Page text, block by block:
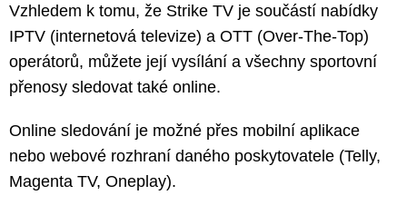
Vzhledem k tomu, že Strike TV je součástí nabídky
IPTV (internetová televize) a OTT (Over-The-Top)
operátorů, můžete její vysílání a všechny sportovní
přenosy sledovat také online.
Online sledování je možné přes mobilní aplikace
nebo webové rozhraní daného poskytovatele (Telly,
Magenta TV, Oneplay).